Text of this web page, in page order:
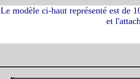
Le modèle ci-haut représenté est de
et